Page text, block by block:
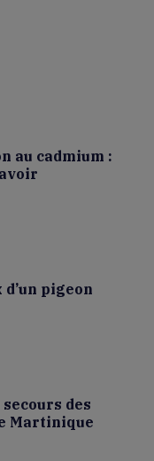
au cadmium :
pigeon
des
Martinique